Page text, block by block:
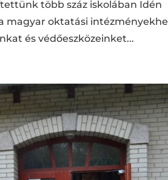
több száz iskolában Idén
magyar oktatási
és védőeszközeinket...